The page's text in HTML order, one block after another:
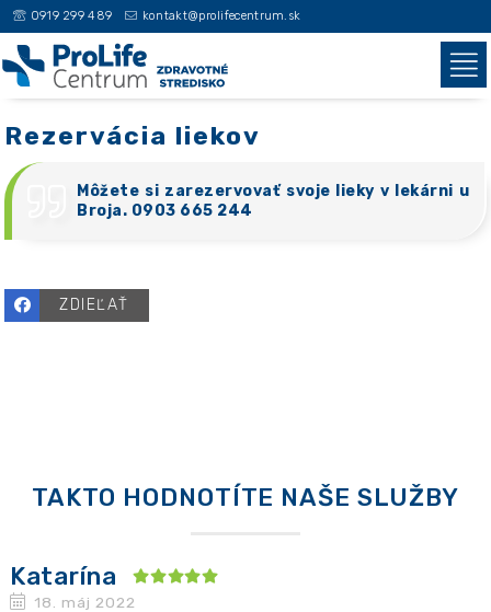
0919 299 489 kontakt@prolifecentrum.sk
Rezervácia liekov
Môžete si zarezervovať svoje lieky v lekárni u
Broja. 0903 665 244
ZDIEĽAŤ
TAKTO HODNOTÍTE NAŠE SLUŽBY
Katarína
18. máj 2022